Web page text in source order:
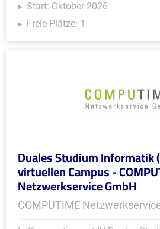
Start: Oktober 2026
Freie Plätze: 1
Duales Studium Informatik
virtuellen Campus -
Netzwerkservice GmbH
COMPUTIME